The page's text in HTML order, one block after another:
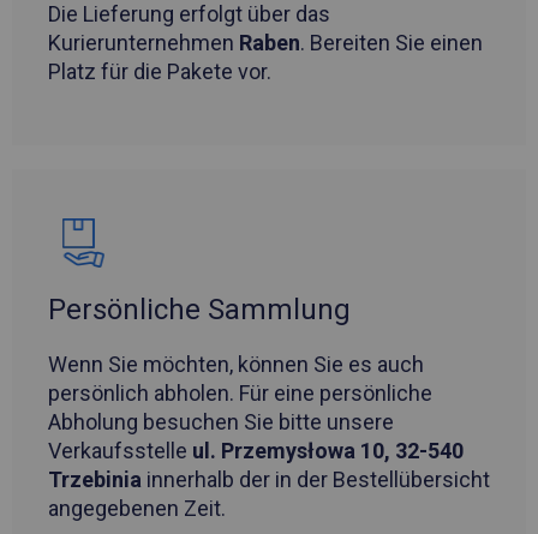
Die Lieferung erfolgt über das
Kurierunternehmen Raben. Bereiten Sie einen
Platz für die Pakete vor.
Persönliche Sammlung
Wenn Sie möchten, können Sie es auch
persönlich abholen. Für eine persönliche
Abholung besuchen Sie bitte unsere
Verkaufsstelle ul. Przemysłowa 10, 32-540
Trzebinia innerhalb der in der Bestellübersicht
angegebenen Zeit.